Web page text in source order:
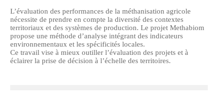
L’évaluation des performances de la méthanisation agricole
nécessite de prendre en compte la diversité des contextes
territoriaux et des systèmes de production. Le projet Methabiom
propose une méthode d’analyse intégrant des indicateurs
environnementaux et les spécificités locales.
Ce travail vise à mieux outiller l’évaluation des projets et à
éclairer la prise de décision à l’échelle des territoires.